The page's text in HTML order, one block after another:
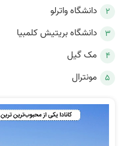
دانشگاه واترلو
دانشگاه بریتیش کلمبیا
مک گیل
مونترال